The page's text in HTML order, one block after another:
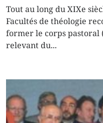
Tout au long du XIXe
Facultés de théologie
former le corps
relevant du...